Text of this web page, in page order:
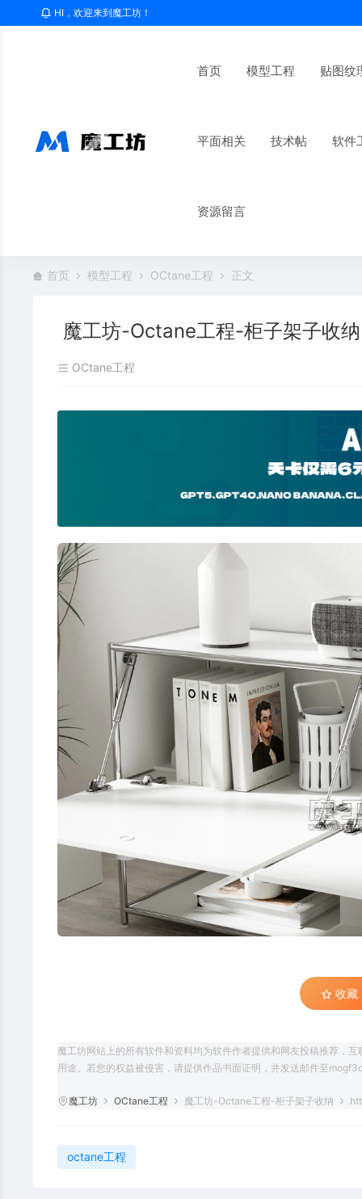
HI，欢迎来到魔工坊！
首页 模型工程 贴图纹
平面相关 技术帖 软件
资源留言
首页 模型工程 OCtane工程 正文
魔工坊-Octane工程-柜子架子收纳
OCtane工程
收藏
魔工坊网站上的所有软件和资料均为软件作者提供和网友投稿推荐，
用途。若您的权益被侵害，请提供作品书面证明，并发送邮件至
魔工坊 OCtane工程 魔工坊-Octane工程-柜子架子收纳
octane工程